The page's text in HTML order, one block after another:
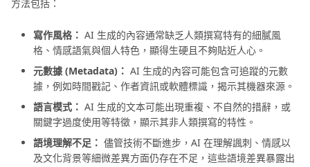
AI
方法包括：
寫作風格： AI 生成的內容通常缺乏人類撰寫特有的細膩風
格、情感語氣與個人特色，顯得生硬且不夠貼近人心。
元數據 (Metadata)： AI 生成的內容可能包含可追蹤的元數
據，例如時間戳記、作者資訊或軟體標識，揭示其機器來源。
語言模式： AI 生成的文本可能出現重複、不自然的措辭，或
關鍵字過度使用等特徵，顯示其非人類撰寫的特性。
語境理解不足： 儘管技術不斷進步，AI 在理解諷刺、情感以
及文化背景等細微差異方面仍存在不足，這些語境差異暴露出